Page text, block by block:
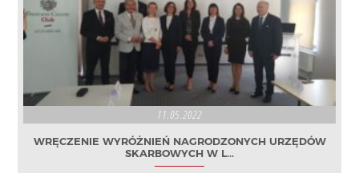
11.05.2022
WRĘCZENIE WYRÓŻNIEŃ NAGRODZONYCH URZĘDÓW
SKARBOWYCH W L...